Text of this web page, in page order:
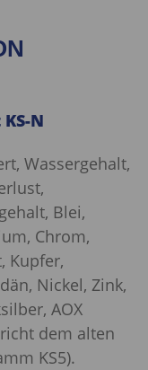
N
Wassergehalt,
Blei,
Chrom,
Kupfer,
Nickel, Zink,
AOX
dem alten
KS5).